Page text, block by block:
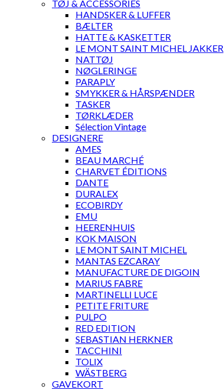
TØJ & ACCESSORIES
HANDSKER & LUFFER
BÆLTER
HATTE & KASKETTER
LE MONT SAINT MICHEL JAKKER
NATTØJ
NØGLERINGE
PARAPLY
SMYKKER & HÅRSPÆNDER
TASKER
TØRKLÆDER
Sélection Vintage
DESIGNERE
AMES
BEAU MARCHÉ
CHARVET ÉDITIONS
DANTE
DURALEX
ECOBIRDY
EMU
HEERENHUIS
KOK MAISON
LE MONT SAINT MICHEL
MANTAS EZCARAY
MANUFACTURE DE DIGOIN
MARIUS FABRE
MARTINELLI LUCE
PETITE FRITURE
PULPO
RED EDITION
SEBASTIAN HERKNER
TACCHINI
TOLIX
WÄSTBERG
GAVEKORT